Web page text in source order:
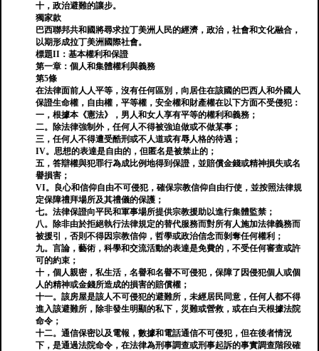
十，政治避難的讓步。
獨家款
巴西聯邦共和國將尋求拉丁美洲人民的經濟，政治，社會和文化融合，
以期形成拉丁美洲國際社會。
標題II：基本權利和保證
第一章：個人和集體權利與義務
第5條
在法律面前人人平等，沒有任何區別，向居住在該國的巴西人和外國人
保證生命權，自由權，平等權，安全權和財產權在以下方面不受侵犯：
一，根據本《憲法》，男人和女人享有平等的權利和義務；
二。除法律強制外，任何人不得被強迫做或不做某事；
三，任何人不得遭受酷刑或不人道或有辱人格的待遇；
IV。思想的表達是自由的，但匿名是被禁止的；
五，答辯權與犯罪行為成比例地得到保證，並賠償金錢或精神損失或名
譽損害；
VI。良心和信仰自由不可侵犯，確保宗教信仰自由行使，並按照法律規
定保障禮拜場所及其禮儀的保護；
七。法律保證向平民和軍事場所提供宗教援助以進行集體監禁；
八。除非由於拒絕執行法律規定的替代服務而對所有人施加法律義務而
被援引，否則不得因宗教信仰，哲學或政治信念而剝奪任何權利；
九。言論，藝術，科學和交流活動的表達是免費的，不受任何審查或許
可的約束；
十，個人親密，私生活，名譽和名譽不可侵犯，保障了因侵犯個人或個
人的精神或金錢所造成的損害的賠償權；
十一。該房屋是該人不可侵犯的避難所，未經居民同意，任何人都不得
進入該避難所，除非發生明顯的私下，災難或營救，或在白天根據法院
命令；
十二。通信保密以及電報，數據和電話通信不可侵犯，但在後者情況
下，是通過法院命令，在法律為刑事調查或刑事起訴的事實調查階段確